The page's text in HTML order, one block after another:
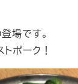
場です。
ポーク！